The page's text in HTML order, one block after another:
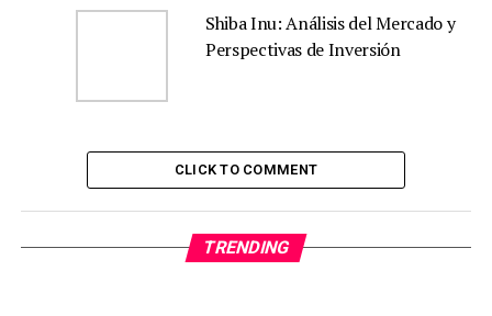
Shiba Inu: Análisis del Mercado y
Perspectivas de Inversión
CLICK TO COMMENT
TRENDING